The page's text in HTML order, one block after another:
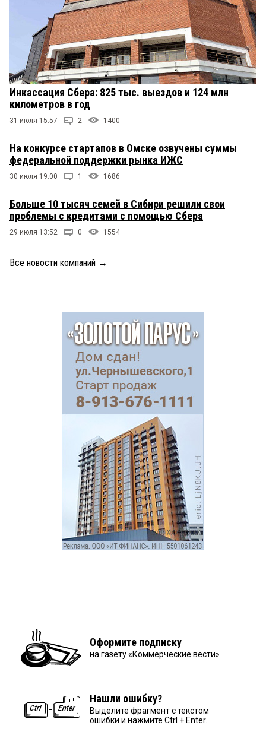
Инкассация Сбера: 825 тыс. выездов и 124 млн
километров в год
31 июля 15:57 2 1400
На конкурсе стартапов в Омске озвучены суммы
федеральной поддержки рынка ИЖС
30 июля 19:00 1 1686
Больше 10 тысяч семей в Сибири решили свои
проблемы с кредитами с помощью Сбера
29 июля 13:52 0 1554
Все новости компаний →
Оформите подписку
на газету «Коммерческие вести»
Нашли ошибку?
Выделите фрагмент с текстом
ошибки и нажмите Ctrl + Enter.